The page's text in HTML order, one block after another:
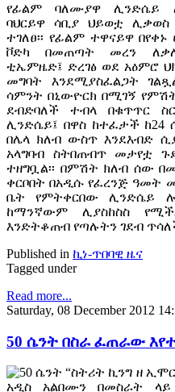
የፊልም ባለሙያዋ ሊንድሴይ
ባህርይዋ ሳቢያ ህይወቷ ሊቃወስ
ተገለፀ፡፡ የፊልም ተዋናይዋ
ቮድካ በመጠጣት መረን
ቲኤምዜድ፤ ድረገፅ ወደ አዕምሮ
መግባት እንደሚያስፈልጋት
ሳምንት በኒውዮርክ በሚገኝ
ደብድባለች ተብላ በቁጥጥር
ሊንድሴይ፤ በዋስ ከተፈታች ከ24
በሌላ ክለብ ውስጥ እንደእብድ
አላግባብ ስትበጠብጥ መታየቷ
ተዘግቧል፡፡ በምሽት ክለብ ሰው
ቀርቦበት በአዲሱ የፈረንጅ ዓመት
ቤት የምትቀርበው ሊንድሴይ
ከማንኛውም ሊያስከስስ
እንድትቆጠብ የጣሉትን ገደብ
Published in ኪነ-ጥበባዊ ዜና
Tagged under
Read more...
Saturday, 08 December 2012
50 ሴንት በስራ ፈጠራው
50 ሴንት “ስትሪት ኪንግ ዘ
አዲስ አልበሙን በመስራት ላይ